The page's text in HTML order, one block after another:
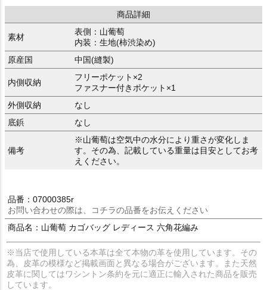
商品詳細
素材
表側：山葡萄
内装：生地(柿渋染め)
原産国
中国(縫製)
内側収納
フリーポケット×2
ファスナー付きポケット×1
外側収納
なし
底鋲
なし
備考
※山葡萄は空気中の水分により重さが変化しま
す。その為、記載している重量は目安としてお考
えください。
品番：07000385r
お問い合わせの際は、コチラの品番をお伝えください
商品名：山葡萄 カゴバッグ レディース 六角花編み
※当店で使用している本革は全て本物の革を使用しています。その
為、皮革の模様など掲載画面と異なる場合がございます。また天然
皮革に関してはワシントン条約を元に適正に輸入された商品を販売
しています。